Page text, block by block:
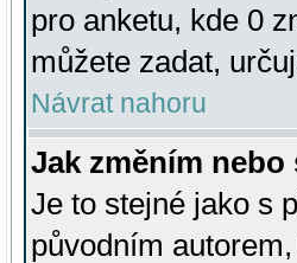
pro anketu, kde 0
můžete zadat,
Návrat nahoru
Jak změním
Je to stejné jako s
původním